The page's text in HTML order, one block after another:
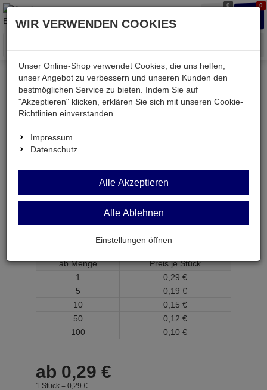
0 0
Menü
Weiter einkaufen Kessler electronic
Bauteile aktiv
24C04-SMD = M24C04-WMN6P
24C04-SMD =
M24C04-WMN6P
EEPROM 512 x 8 Bit seriell SO8
539655;0
ab Menge
Preis je Stück
1
0, 29 €
5
0, 19 €
10
0, 15 €
50
0, 12 €
100
0, 10 €
ab 0,29 €
1 Stück = 0, 29 €
WIR VERWENDEN COOKIES
Unser Online-Shop verwendet Cookies, die uns helfen,
unser Angebot zu verbessern und unseren Kunden den
bestmöglichen Service zu bieten. Indem Sie auf
"Akzeptieren" klicken, erklären Sie sich mit unseren Cookie-
Richtlinien einverstanden.
Impressum
Datenschutz
Alle Akzeptieren
Alle Ablehnen
Einstellungen öffnen